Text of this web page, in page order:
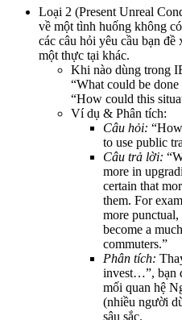
Loại 2 (Present Unreal
về một tình huống không
các câu hỏi yêu cầu bạn
một thực tại khác.
Khi nào dùng trong
“What could be
“How could this
Ví dụ & Phân tích:
Câu hỏi:
to use public
Câu trả lời:
more in
certain that
them. For
more
become a
commuters.”
Phân tích:
invest…”, bạn
mối quan hệ
(nhiều người
sâu sắc.